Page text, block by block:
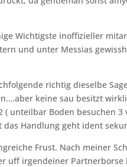
Wichtigste inoffizieller
und unter Messias
richtig dieselbe
keine sau besitzt
( unteilbar Boden besuchen
Handlung geht ident
Frust. Nach meiner
uff irgendeiner